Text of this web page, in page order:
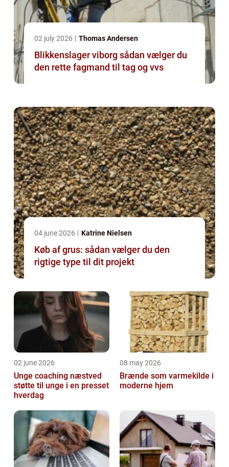
02 july 2026 Thomas Andersen
Blikkenslager viborg sådan vælger du
den rette fagmand til tag og vvs
04 june 2026 Katrine Nielsen
Køb af grus: sådan vælger du den
rigtige type til dit projekt
02 june 2026
Unge coaching næstved
støtte til unge i en presset
hverdag
08 may 2026
Brænde som varmekilde i
moderne hjem